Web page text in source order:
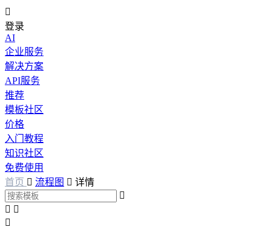

登录
AI
企业服务
解决方案
API服务
推荐
模板社区
价格
入门教程
知识社区
免费使用
首页  流程图  详情

 
